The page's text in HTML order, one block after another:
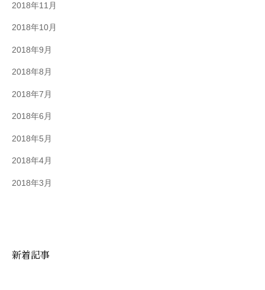
2018年11月
2018年10月
2018年9月
2018年8月
2018年7月
2018年6月
2018年5月
2018年4月
2018年3月
新着記事